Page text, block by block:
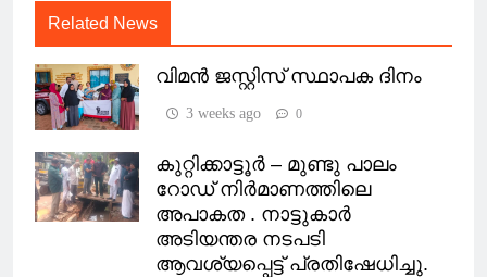
Related News
വിമൻ ജസ്റ്റിസ് സ്ഥാപക ദിനം
3 weeks ago 0
കുറ്റിക്കാട്ടൂർ – മുണ്ടു പാലം
റോഡ് നിർമാണത്തിലെ
അപാകത . നാട്ടുകാർ
അടിയന്തര നടപടി
ആവശ്യപ്പെട്ട് പ്രതിഷേധിച്ചു.